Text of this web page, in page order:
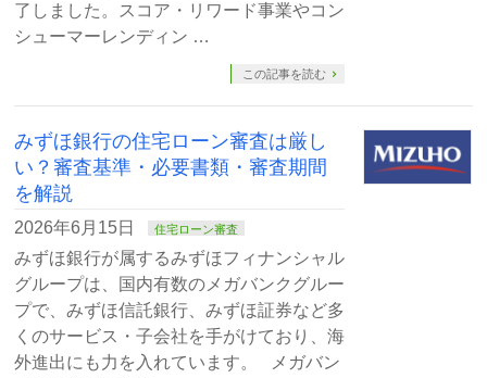
了しました。スコア・リワード事業やコン
シューマーレンディン …
この記事を読む
みずほ銀行の住宅ローン審査は厳し
い？審査基準・必要書類・審査期間
を解説
2026年6月15日 住宅ローン審査
みずほ銀行が属するみずほフィナンシャル
グループは、国内有数のメガバンクグルー
プで、みずほ信託銀行、みずほ証券など多
くのサービス・子会社を手がけており、海
外進出にも力を入れています。 メガバン